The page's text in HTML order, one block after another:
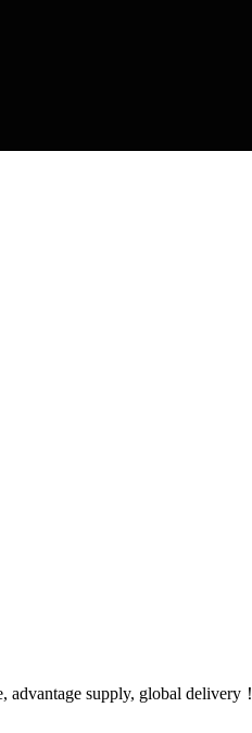
supply, global delivery！